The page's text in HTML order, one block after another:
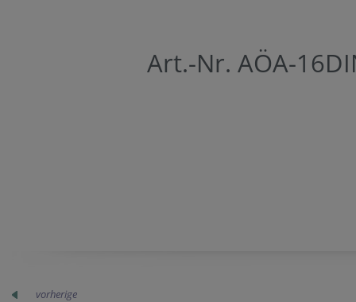
Art.-Nr. AÖA-
vorherige